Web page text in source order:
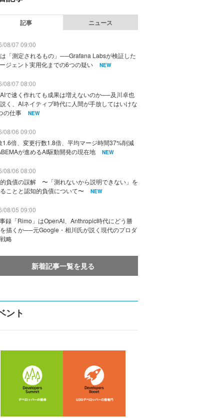
記事 ニュース
08/07 09:00
「測定されるもの」──Grafana Labsが検証した
ジェント実用化までの6つの疑い
NEW
08/07 08:00
で速く作れても成果は増えないのか──及川卓也
く、AIネイティブ時代に人間が手放してはいけな
の仕事
NEW
08/06 09:00
1.6倍、変更行数1.8倍、平均マージ時間37%削減
が進めるAI駆動開発の現在地
NEW
08/06 08:00
負債の誤解 〜「測れないから説明できない」を
ことと認知的負債について〜
NEW
08/05 09:00
録「Rimo」はOpenAI、Anthropic時代にどう勝
描くか──元Google・相川氏が説く現代のプロダ
略
新着記事一覧を見る
ント